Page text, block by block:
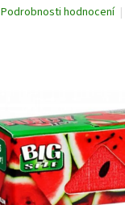
Podrobnosti hodnocení